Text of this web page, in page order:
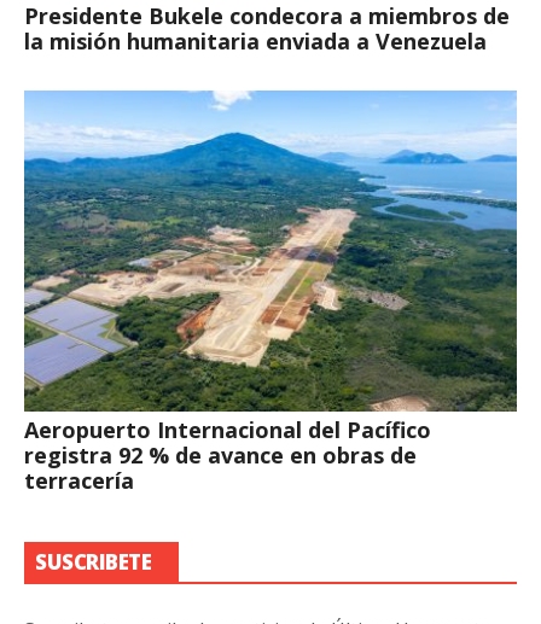
Presidente Bukele condecora a miembros de
la misión humanitaria enviada a Venezuela
Aeropuerto Internacional del Pacífico
registra 92 % de avance en obras de
terracería
SUSCRIBETE